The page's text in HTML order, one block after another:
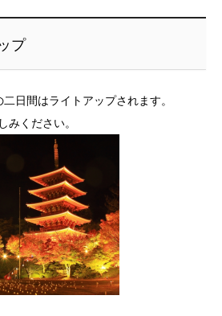
プ
日間はライトアップされます。
みください。